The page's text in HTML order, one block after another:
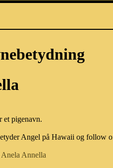
et pigenavn.
Angel på Hawaii og follow
AnelaAnnella